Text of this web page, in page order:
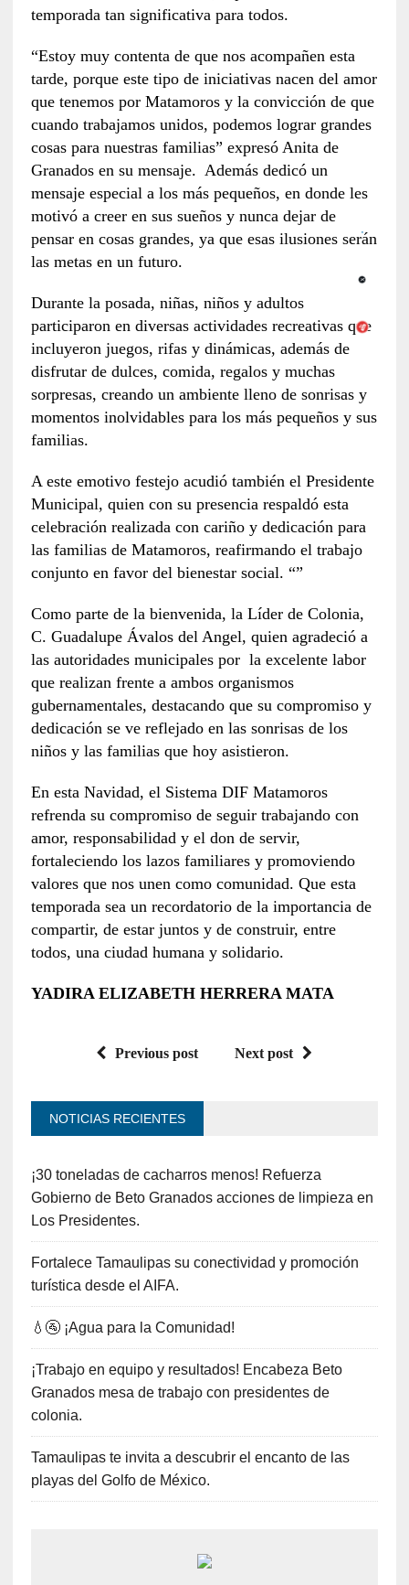
temporada tan significativa para todos.
“Estoy muy contenta de que nos acompañen esta
tarde, porque este tipo de iniciativas nacen del amor
que tenemos por Matamoros y la convicción de que
cuando trabajamos unidos, podemos lograr grandes
cosas para nuestras familias” expresó Anita de
Granados en su mensaje. Además dedicó un
mensaje especial a los más pequeños, en donde les
motivó a creer en sus sueños y nunca dejar de
pensar en cosas grandes, ya que esas ilusiones serán
las metas en un futuro.
Durante la posada, niñas, niños y adultos
participaron en diversas actividades recreativas que
incluyeron juegos, rifas y dinámicas, además de
disfrutar de dulces, comida, regalos y muchas
sorpresas, creando un ambiente lleno de sonrisas y
momentos inolvidables para los más pequeños y sus
familias.
A este emotivo festejo acudió también el Presidente
Municipal, quien con su presencia respaldó esta
celebración realizada con cariño y dedicación para
las familias de Matamoros, reafirmando el trabajo
conjunto en favor del bienestar social. “”
Como parte de la bienvenida, la Líder de Colonia,
C. Guadalupe Ávalos del Angel, quien agradeció a
las autoridades municipales por la excelente labor
que realizan frente a ambos organismos
gubernamentales, destacando que su compromiso y
dedicación se ve reflejado en las sonrisas de los
niños y las familias que hoy asistieron.
En esta Navidad, el Sistema DIF Matamoros
refrenda su compromiso de seguir trabajando con
amor, responsabilidad y el don de servir,
fortaleciendo los lazos familiares y promoviendo
valores que nos unen como comunidad. Que esta
temporada sea un recordatorio de la importancia de
compartir, de estar juntos y de construir, entre
todos, una ciudad humana y solidario.
YADIRA ELIZABETH HERRERA MATA
Previous post Next post
NOTICIAS RECIENTES
¡30 toneladas de cacharros menos! Refuerza
Gobierno de Beto Granados acciones de limpieza en
Los Presidentes.
Fortalece Tamaulipas su conectividad y promoción
turística desde el AIFA.
💧🚰 ¡Agua para la Comunidad!
¡Trabajo en equipo y resultados! Encabeza Beto
Granados mesa de trabajo con presidentes de
colonia.
Tamaulipas te invita a descubrir el encanto de las
playas del Golfo de México.